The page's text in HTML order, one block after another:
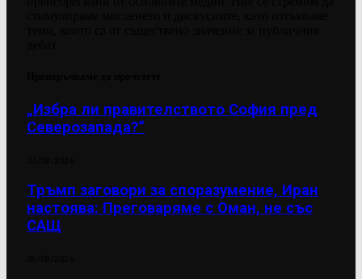
„Избра ли правителството София пред
Северозапада?“
Тръмп заговори за споразумение, Иран
настоява: Преговаряме с Оман, не със
САЩ